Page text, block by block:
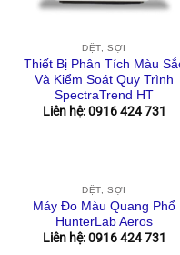
DỆT, SỢI
Thiết Bị Phân Tích Màu
Và Kiểm Soát Quy Trình
SpectraTrend HT
Liên hệ: 0916 424 731
DỆT, SỢI
Máy Đo Màu Quang Phổ
HunterLab Aeros
Liên hệ: 0916 424 731